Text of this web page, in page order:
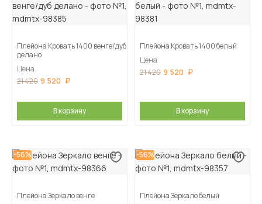
Плейона Кровать 1400 венге/дуб
делано
Цена
21 420 9 520
В корзину
Плейона Кровать 1400 белый
Цена
21 420 9 520
В корзину
-56%
Плейона Зеркало венге
-56%
Плейона Зеркало белый